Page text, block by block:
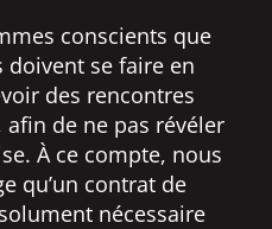
conscients que
se faire en
des rencontres
de ne pas révéler
À ce compte, nous
qu’un contrat de
nécessaire